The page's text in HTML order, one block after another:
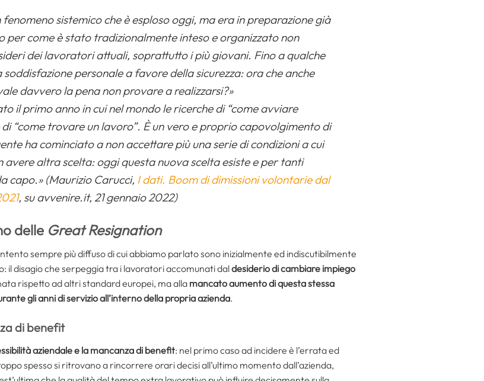
sistemico che è esploso oggi, ma era in preparazione già
per come è stato tradizionalmente inteso e organizzato non
dei lavoratori attuali, soprattutto i più giovani. Fino a qualche
personale a favore della sicurezza: ora che anche
davvero la pena non provare a realizzarsi?»
il primo anno in cui nel mondo le ricerche di “come avviare
“come trovare un lavoro”. È un vero e proprio capovolgimento di
ha cominciato a non accettare più una serie di condizioni a cui
altra scelta: oggi questa nuova scelta esiste e per tanti
capo.» (Maurizio Carucci, I dati. Boom di dimissioni volontarie dal
, su avvenire.it, 21 gennaio 2022)
delle Great Resignation
sempre più diffuso di cui abbiamo parlato sono inizialmente ed indiscutibilmente
il disagio che serpeggia tra i lavoratori accomunati daldesiderio di cambiare impiego
rispetto ad altri standard europei, ma alla mancato aumento di questa stessa
gli anni di servizio all’interno della propria azienda.
di benefit
aziendale e la mancanza di benefit: nel primo caso ad incidere è l’errata ed
spesso si ritrovano a rincorrere orari decisi all’ultimo momento dall’azienda,